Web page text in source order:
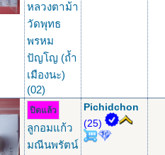
หลวงตาม้า
วัดพุทธ
พรหม
ปัญโญ (ถ้ำ
เมืองนะ)
(02)
ปิดแล้ว
ลูกอมแก้ว
มณีนพรัตน์
Pichidchon
(25)